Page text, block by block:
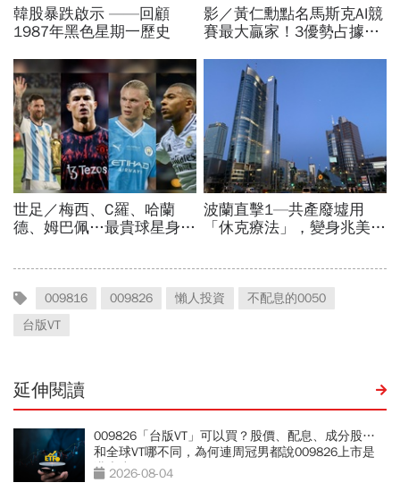
009816 009826 懶人投資
不配息的0050
台版VT
延伸閱讀
009826「台版VT」可以買？股價、配息、成分股…
和全球VT哪不同，為何連周冠男都說009826上市是
邁大步？
2026-08-04